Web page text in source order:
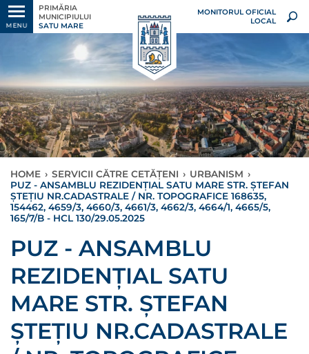
MENU
PRIMĂRIA
MUNICIPIULUI
SATU MARE
MONITORUL OFICIAL
LOCAL
HOME › SERVICII CĂTRE CETĂȚENI › URBANISM ›
PUZ - ANSAMBLU REZIDENȚIAL SATU MARE STR. ȘTEFAN
ȘTEȚIU NR.CADASTRALE / NR. TOPOGRAFICE 168635,
154462, 4659/3, 4660/3, 4661/3, 4662/3, 4664/1, 4665/5,
165/7/B - HCL 130/29.05.2025
PUZ - ANSAMBLU
REZIDENȚIAL SATU
MARE STR. ȘTEFAN
ȘTEȚIU NR.CADASTRALE